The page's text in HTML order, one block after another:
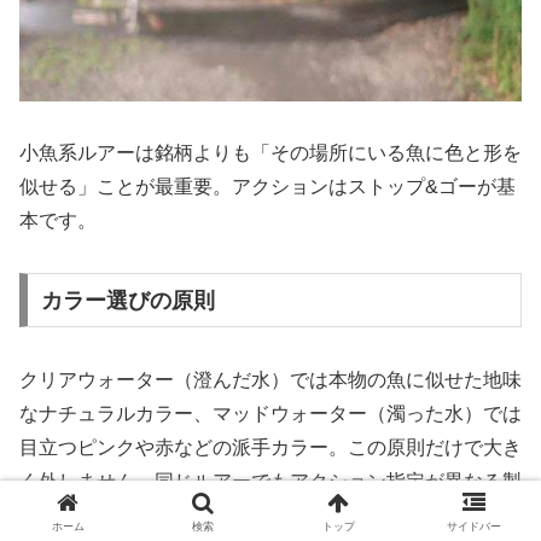
小魚系ルアーは銘柄よりも「その場所にいる魚に色と形を
似せる」ことが最重要。アクションはストップ&ゴーが基
本です。
カラー選びの原則
クリアウォーター（澄んだ水）では本物の魚に似せた地味
なナチュラルカラー、マッドウォーター（濁った水）では
目立つピンクや赤などの派手カラー。この原則だけで大き
く外しません。同じルアーでもアクション指定が異なる製
品があるので、パッケージの表記は必ず確認してくださ
ホーム 検索 トップ サイドバー